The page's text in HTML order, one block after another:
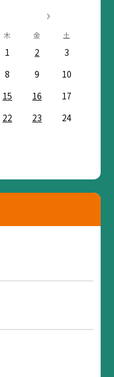
木 金 土
1 2
3
8 9
10
15 16
17
22 23
24